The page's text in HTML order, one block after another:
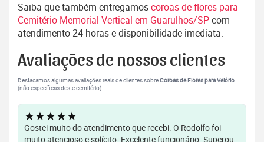
Saiba que também entregamoscoroas de flores para
Cemitério Memorial Vertical em Guarulhos/SPcom
atendimento 24 horas e disponibilidade imediata.
Avaliações de nossos clientes
Destacamos algumas avaliações reais de clientes sobreCoroas de Flores para Velório.
(não específicas deste cemitério).
★★★★★
Gostei muito do atendimento que recebi. O Rodolfo foi
muito atencioso e solícito. Excelente funcionário. Superou